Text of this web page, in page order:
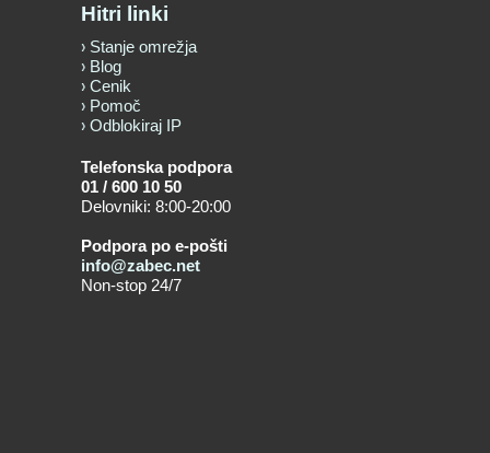
Hitri linki
Stanje omrežja
Blog
Cenik
Pomoč
Odblokiraj IP
Telefonska podpora
01 / 600 10 50
Delovniki: 8:00-20:00
Podpora po e-pošti
info@zabec.net
Non-stop 24/7